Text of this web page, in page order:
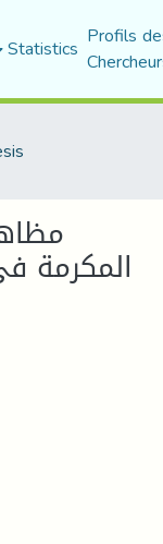
Statistics Profils